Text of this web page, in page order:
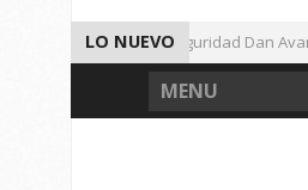
LO NUEVO
Autoridades de Seguridad Dan
Gran Festival de Música Electrónica
MENU